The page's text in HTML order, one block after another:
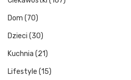
Dom (70)
Dzieci (30)
Kuchnia (21)
Lifestyle (15)